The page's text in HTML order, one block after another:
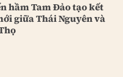
hầm Tam Đảo tạo kết
giữa Thái Nguyên và